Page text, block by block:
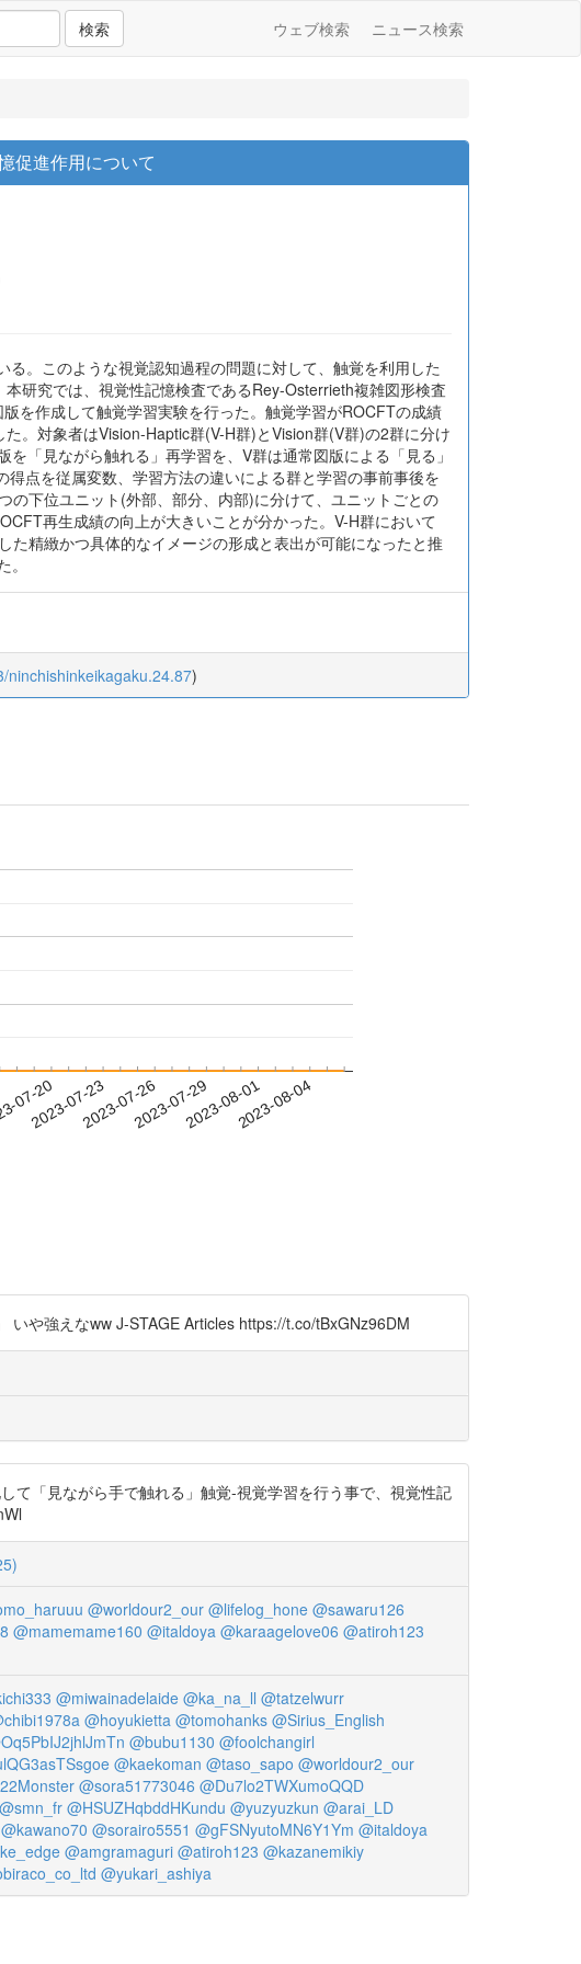
検索 ウェブ検索 ニュース検索
促進作用について
。このような視覚認知過程の問題に対して、触覚を利用した
研究では、視覚性記憶検査であるRey-Osterrieth複雑図形検査
を作成して触覚学習実験を行った。触覚学習がROCFTの成績
。対象者はVision-Haptic群(V-H群)とVision群(V群)の2群に分け
「見ながら触れる」再学習を、V群は通常図版による「見る」
点を従属変数、学習方法の違いによる群と学習の事前事後を
下位ユニット(外部、部分、内部)に分けて、ユニットごとの
再生成績の向上が大きいことが分かった。V-H群において
精緻かつ具体的なイメージの形成と表出が可能になったと推
ninchishinkeikagaku.24.87)
07-20
2023-07-232023-07-262023-07-292023-08-012023-08-04
いや強えなww J-STAGE Articles https://t.co/tBxGNz96DM
「見ながら手で触れる」触覚‐視覚学習を行う事で、視覚性記
@worldour2_our @lifelog_hone @sawaru126
@mamemame160 @italdoya @karaagelove06 @atiroh123
@miwainadelaide @ka_na_ll @tatzelwurr
@hoyukietta @tomohanks @Sirius_English
@bubu1130 @foolchangirl
@kaekoman @taso_sapo @worldour2_our
@sora51773046 @Du7lo2TWXumoQQD
@smn_fr @HSUZHqbddHKundu @yuzyuzkun @arai_LD
@kawano70 @sorairo5551 @gFSNyutoMN6Y1Ym @italdoya
@amgramaguri @atiroh123 @kazanemikiy
@yukari_ashiya